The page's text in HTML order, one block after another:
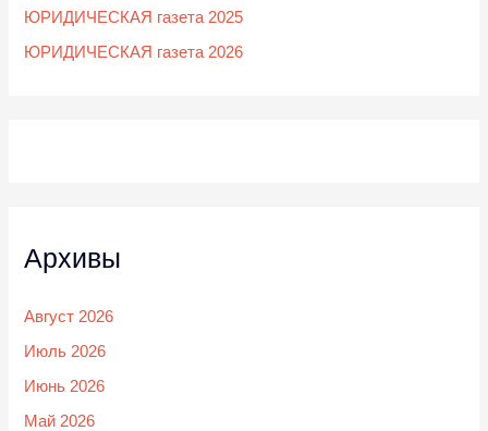
ЮРИДИЧЕСКАЯ газета 2025
ЮРИДИЧЕСКАЯ газета 2026
Архивы
Август 2026
Июль 2026
Июнь 2026
Май 2026